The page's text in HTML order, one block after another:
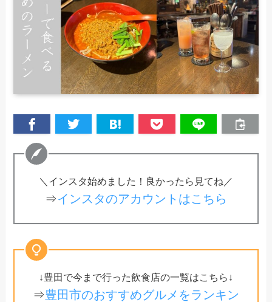
＼インスタ始めました！良かったら見てね／
⇒インスタのアカウントはこちら
↓豊田で今まで行った飲食店の一覧はこちら↓
⇒豊田市のおすすめグルメをランキン